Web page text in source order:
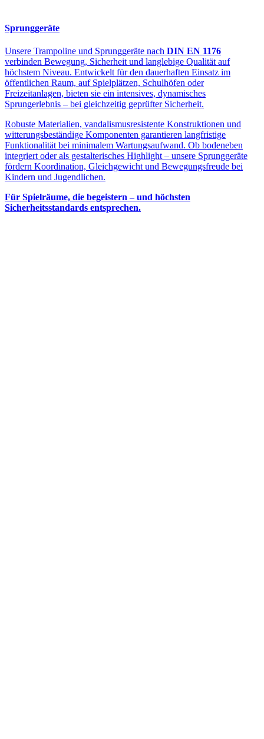
Sprunggeräte
Unsere Trampoline und Sprunggeräte nach DIN EN 1176
verbinden Bewegung, Sicherheit und langlebige Qualität auf
höchstem Niveau. Entwickelt für den dauerhaften Einsatz im
öffentlichen Raum, auf Spielplätzen, Schulhöfen oder
Freizeitanlagen, bieten sie ein intensives, dynamisches
Sprungerlebnis – bei gleichzeitig geprüfter Sicherheit.
Robuste Materialien, vandalismusresistente Konstruktionen und
witterungsbeständige Komponenten garantieren langfristige
Funktionalität bei minimalem Wartungsaufwand. Ob bodeneben
integriert oder als gestalterisches Highlight – unsere Sprunggeräte
fördern Koordination, Gleichgewicht und Bewegungsfreude bei
Kindern und Jugendlichen.
Für Spielräume, die begeistern – und höchsten
Sicherheitsstandards entsprechen.